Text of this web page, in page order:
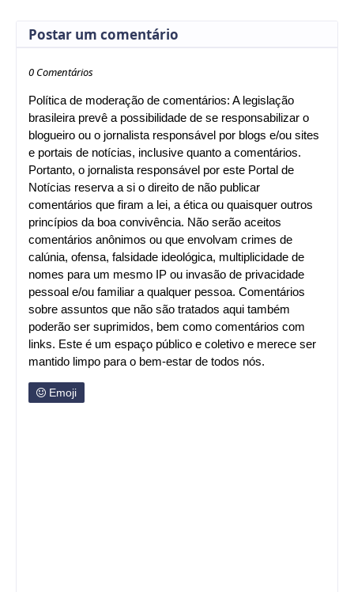
Postar um comentário
0 Comentários
Política de moderação de comentários: A legislação
brasileira prevê a possibilidade de se responsabilizar o
blogueiro ou o jornalista responsável por blogs e/ou sites
e portais de notícias, inclusive quanto a comentários.
Portanto, o jornalista responsável por este Portal de
Notícias reserva a si o direito de não publicar
comentários que firam a lei, a ética ou quaisquer outros
princípios da boa convivência. Não serão aceitos
comentários anônimos ou que envolvam crimes de
calúnia, ofensa, falsidade ideológica, multiplicidade de
nomes para um mesmo IP ou invasão de privacidade
pessoal e/ou familiar a qualquer pessoa. Comentários
sobre assuntos que não são tratados aqui também
poderão ser suprimidos, bem como comentários com
links. Este é um espaço público e coletivo e merece ser
mantido limpo para o bem-estar de todos nós.
Emoji